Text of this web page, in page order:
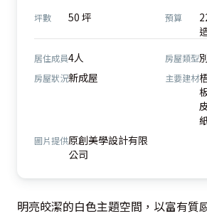
坪數 50 坪 預算
居住成員4人 房屋類型
房屋狀況新成屋 主要建材
圖片提供原創美學設計有限
公司
明亮皎潔的白色主題空間，以富有質